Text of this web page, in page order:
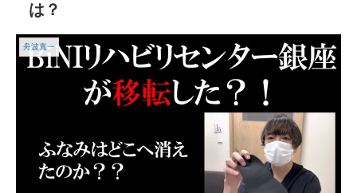
は？
舟波真一